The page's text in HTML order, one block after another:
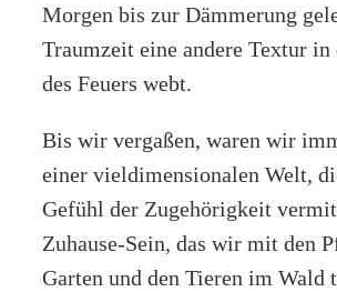
Morgen bis zur Dämmerung
Traumzeit eine andere Textur in
des Feuers webt.
Bis wir vergaßen, waren wir
einer vieldimensionalen Welt,
Gefühl der Zugehörigkeit
Zuhause-Sein, das wir mit den
Garten und den Tieren im Wald